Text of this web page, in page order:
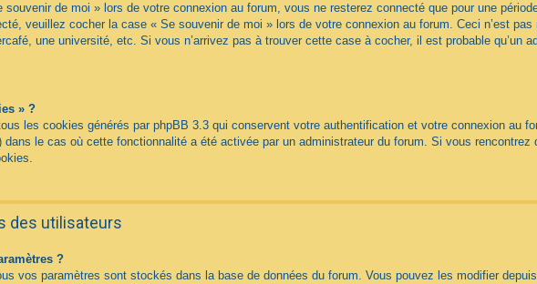
de moi » lors de votre connexion au forum, vous ne resterez connecté que pour une
veuillez cocher la case « Se souvenir de moi » lors de votre connexion au forum. Ceci n’est
une université, etc. Si vous n’arrivez pas à trouver cette case à cocher, il est probable qu’un
» ?
les cookies générés par phpBB 3.3 qui conservent votre authentification et votre connexion au
dans le cas où cette fonctionnalité a été activée par un administrateur du forum. Si vous
des utilisateurs
?
vos paramètres sont stockés dans la base de données du forum. Vous pouvez les modifier